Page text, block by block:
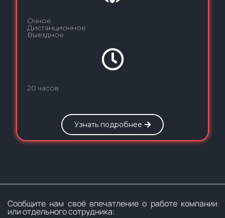
Очное
Дистанционное
Выездное
20 часов
Узнать подробнее
Сообщите нам своё впечатление о работе компании
или отдельного сотрудника: